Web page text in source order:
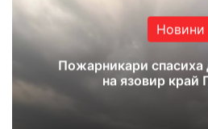
Новини
Пожарникари спасиха
на язовир край